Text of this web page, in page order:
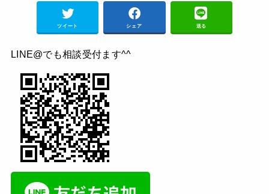
ツイート シェア 送る
LINE@でも相談受付ます^^